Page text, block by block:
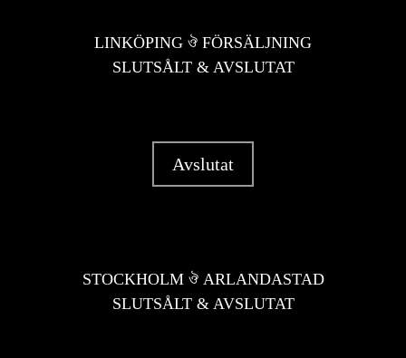
LINKÖPING ঔ FÖRSÄLJNING
SLUTSÅLT & AVSLUTAT
Avslutat
STOCKHOLM ঔ ARLANDASTAD
SLUTSÅLT & AVSLUTAT